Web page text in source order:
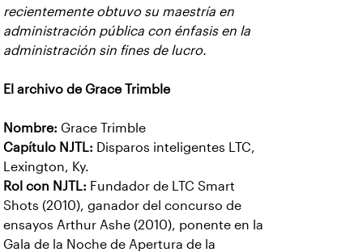
recientemente obtuvo su maestría en
administración pública con énfasis en la
administración sin fines de lucro.
El archivo de Grace Trimble
Nombre: Grace Trimble
Capítulo NJTL: Disparos inteligentes LTC,
Lexington, Ky.
Rol con NJTL: Fundador de LTC Smart
Shots (2010), ganador del concurso de
ensayos Arthur Ashe (2010), ponente en la
Gala de la Noche de Apertura de la